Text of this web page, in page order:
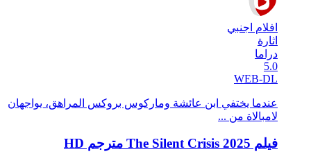
افلام اجنبي
اثارة
دراما
5.0
WEB-DL
عندما يختفي ابن عائشة وماركوس بروكس المراهق، يواجهان
لامبالاة من ...
فيلم The Silent Crisis 2025 مترجم HD